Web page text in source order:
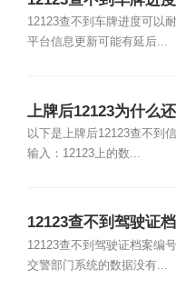
12123查不到车牌进度可以
平台信息更新可能有延后...
上牌后12123为什么
以下是上牌后12123查不到
输入：12123上的数...
12123查不到驾驶证
事？
12123查不到驾驶证档案编
交警部门系统的数据没有...